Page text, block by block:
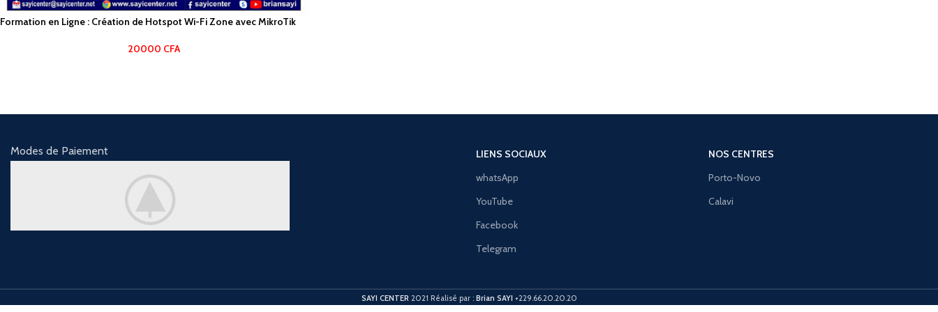
Formation en Ligne : Création de Hotspot Wi-Fi Zone avec MikroTik
20000 CFA
Modes de Paiement
LIENS SOCIAUX
whatsApp
YouTube
Facebook
Telegram
NOS CENTRES
Porto-Novo
Calavi
SAYI CENTER 2021 Réalisé par : Brian SAYI +229.66.20.20.20